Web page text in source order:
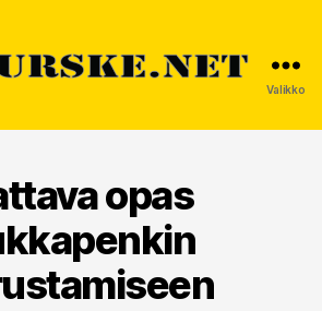
Valikko
opas